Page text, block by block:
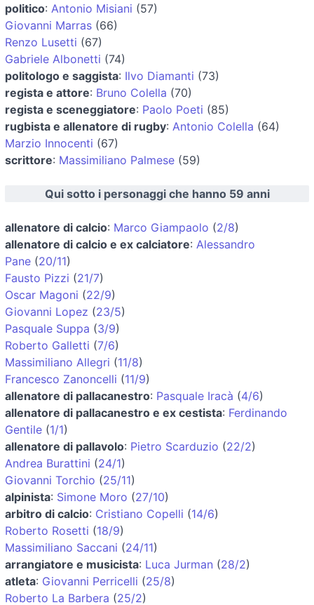
politico: Antonio Misiani (57)
Giovanni Marras (66)
Renzo Lusetti (67)
Gabriele Albonetti (74)
politologo e saggista: Ilvo Diamanti (73)
regista e attore: Bruno Colella (70)
regista e sceneggiatore: Paolo Poeti (85)
rugbista e allenatore di rugby: Antonio Colella (64)
Marzio Innocenti (67)
scrittore: Massimiliano Palmese (59)
Qui sotto i personaggi che hanno 59 anni
allenatore di calcio: Marco Giampaolo (2/8)
allenatore di calcio e ex calciatore: Alessandro
Pane (20/11)
Fausto Pizzi (21/7)
Oscar Magoni (22/9)
Giovanni Lopez (23/5)
Pasquale Suppa (3/9)
Roberto Galletti (7/6)
Massimiliano Allegri (11/8)
Francesco Zanoncelli (11/9)
allenatore di pallacanestro: Pasquale Iracà (4/6)
allenatore di pallacanestro e ex cestista: Ferdinando
Gentile (1/1)
allenatore di pallavolo: Pietro Scarduzio (22/2)
Andrea Burattini (24/1)
Giovanni Torchio (25/11)
alpinista: Simone Moro (27/10)
arbitro di calcio: Cristiano Copelli (14/6)
Roberto Rosetti (18/9)
Massimiliano Saccani (24/11)
arrangiatore e musicista: Luca Jurman (28/2)
atleta: Giovanni Perricelli (25/8)
Roberto La Barbera (25/2)